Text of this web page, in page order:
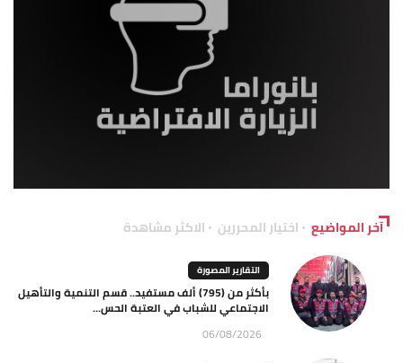
آخر المواضيع اختيار المحررين الاكثر مشاهدة
التقارير المصورة
بأكثر من (795) ألف مستفيد.. قسم التنمية والتأهيل
الاجتماعي للشباب في العتبة الحس...
06/08/2026